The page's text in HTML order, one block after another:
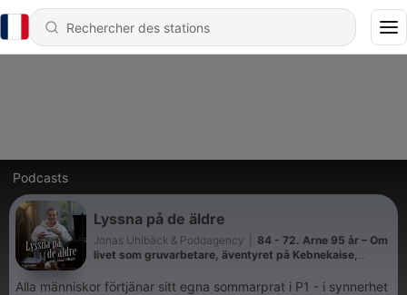
Podcasts
Lyssna på de äldre
Jonas Uhlbäck & Poddagency
84 - 72. Arne 95 år – Om
livet som gruvarbetare, äventyret på Kebnekaise,
barn och våga ställa frågor innan det är försent.
Alla människor förtjänar sitt egna sommarprat i P1 - i synnerhet